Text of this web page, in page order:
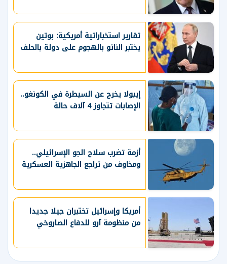
تقارير استخباراتية أمريكية: بوتين
يختبر الناتو بالهجوم على دولة بالحلف
إيبولا يخرج عن السيطرة في الكونغو..
الإصابات تتجاوز 4 آلاف حالة
أزمة تضرب سلاح الجو الإسرائيلي..
ومخاوف من تراجع الجاهزية العسكرية
أمريكا وإسرائيل تختبران جيلا جديدا
من منظومة آرو للدفاع الصاروخي